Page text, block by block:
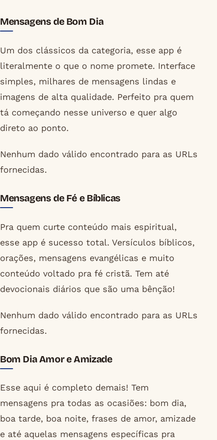
Mensagens de Bom Dia
Um dos clássicos da categoria, esse app é
literalmente o que o nome promete. Interface
simples, milhares de mensagens lindas e
imagens de alta qualidade. Perfeito pra quem
tá começando nesse universo e quer algo
direto ao ponto.
Nenhum dado válido encontrado para as URLs
fornecidas.
Mensagens de Fé e Bíblicas
Pra quem curte conteúdo mais espiritual,
esse app é sucesso total. Versículos bíblicos,
orações, mensagens evangélicas e muito
conteúdo voltado pra fé cristã. Tem até
devocionais diários que são uma bênção!
Nenhum dado válido encontrado para as URLs
fornecidas.
Bom Dia Amor e Amizade
Esse aqui é completo demais! Tem
mensagens pra todas as ocasiões: bom dia,
boa tarde, boa noite, frases de amor, amizade
e até aquelas mensagens específicas pra